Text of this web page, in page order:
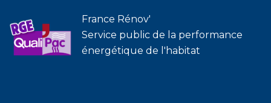
France Rénov'
Service public de la performance
énergétique de l'habitat